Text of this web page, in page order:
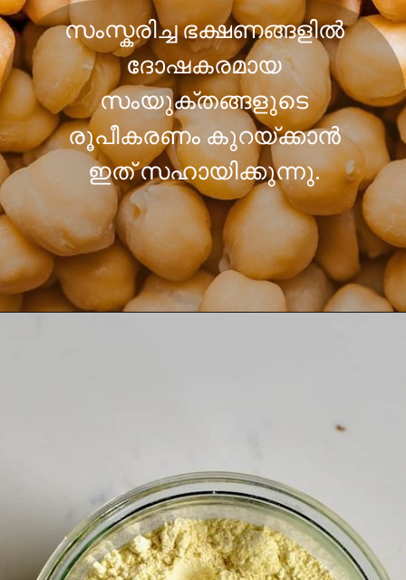
സംസ്കരിച്ച ഭക്ഷണങ്ങളിൽ
ദോഷകരമായ
സംയുക്തങ്ങളുടെ
രൂപീകരണം കുറയ്ക്കാൻ
ഇത് സഹായിക്കുന്നു.